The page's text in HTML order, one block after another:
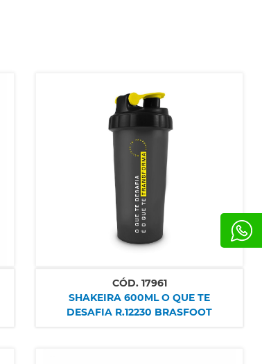
CÓD. 17961
SHAKEIRA 600ML O QUE TE
DESAFIA R.12230 BRASFOOT